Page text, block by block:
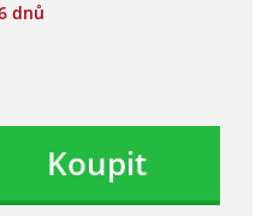
dnů
Koupit